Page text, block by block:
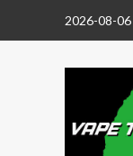
2026-08-06